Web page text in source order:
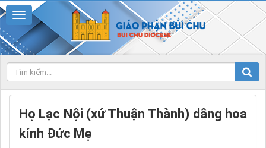
Họ Lạc Nội (xứ Thuận Thành) dâng hoa
kính Đức Mẹ